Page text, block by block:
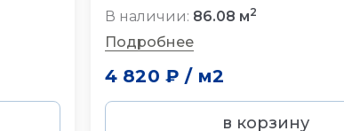
В наличии: 86.08 м2
Подробнее
4 820 ₽ / м2
в корзину